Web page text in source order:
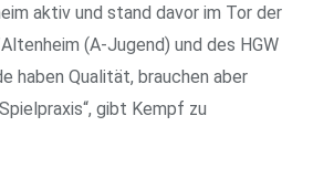
aktiv und stand davor im Tor der
(A-Jugend) und des HGW
haben Qualität, brauchen aber
gibt Kempf zu